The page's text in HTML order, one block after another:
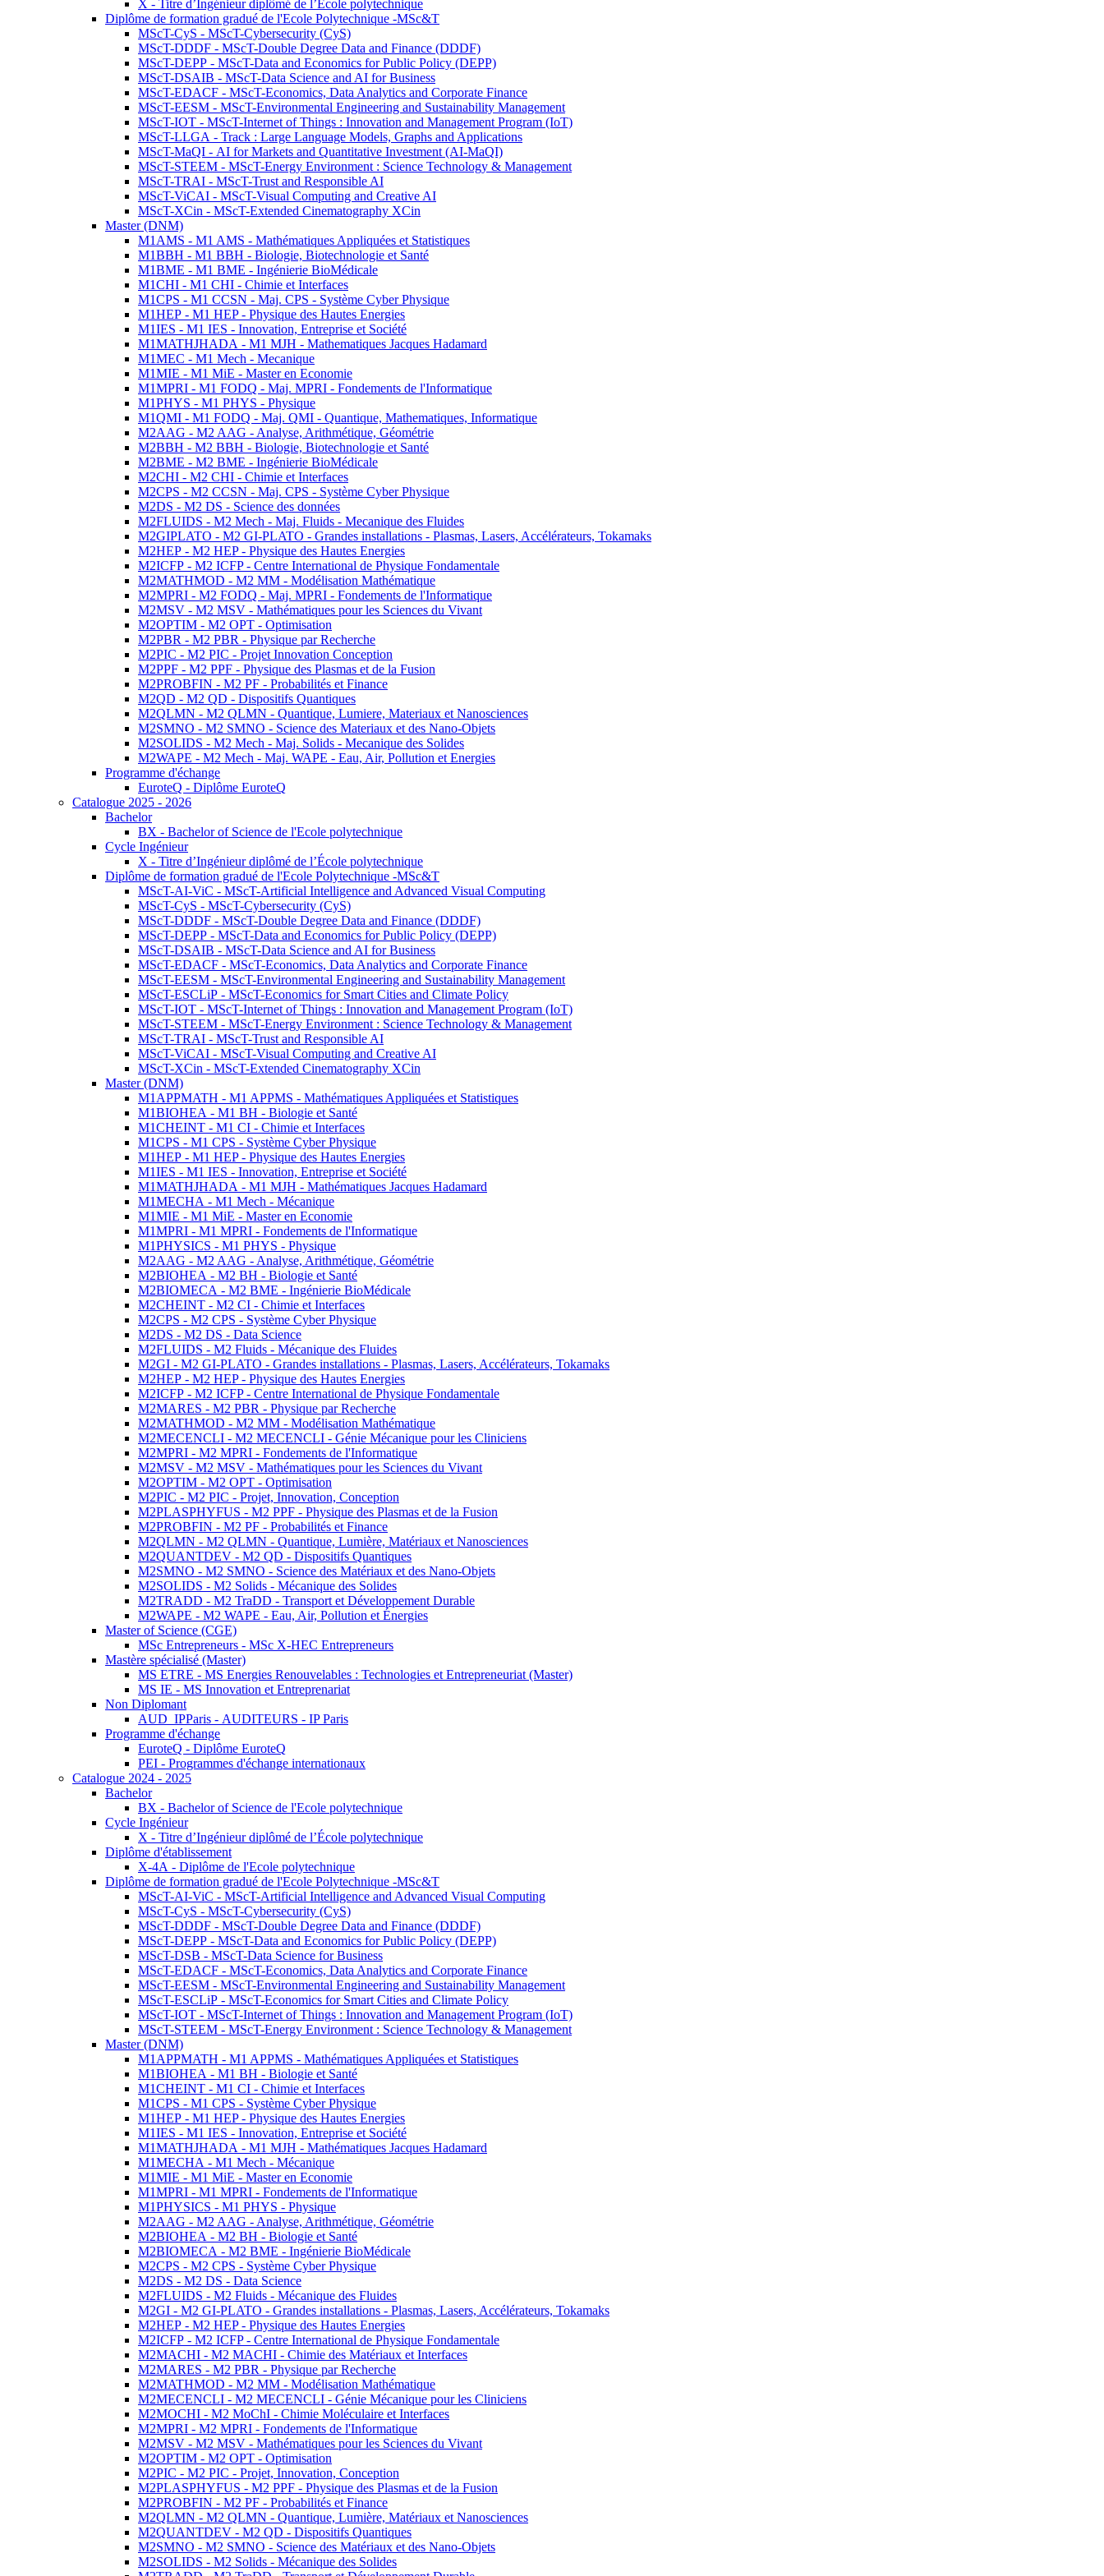
X - Titre d’Ingénieur diplômé de l’École polytechnique
Diplôme de formation gradué de l'Ecole Polytechnique -MSc&T
MScT-CyS - MScT-Cybersecurity (CyS)
MScT-DDDF - MScT-Double Degree Data and Finance (DDDF)
MScT-DEPP - MScT-Data and Economics for Public Policy (DEPP)
MScT-DSAIB - MScT-Data Science and AI for Business
MScT-EDACF - MScT-Economics, Data Analytics and Corporate Finance
MScT-EESM - MScT-Environmental Engineering and Sustainability Management
MScT-IOT - MScT-Internet of Things : Innovation and Management Program (IoT)
MScT-LLGA - Track : Large Language Models, Graphs and Applications
MScT-MaQI - AI for Markets and Quantitative Investment (AI-MaQI)
MScT-STEEM - MScT-Energy Environment : Science Technology & Management
MScT-TRAI - MScT-Trust and Responsible AI
MScT-ViCAI - MScT-Visual Computing and Creative AI
MScT-XCin - MScT-Extended Cinematography XCin
Master (DNM)
M1AMS - M1 AMS - Mathématiques Appliquées et Statistiques
M1BBH - M1 BBH - Biologie, Biotechnologie et Santé
M1BME - M1 BME - Ingénierie BioMédicale
M1CHI - M1 CHI - Chimie et Interfaces
M1CPS - M1 CCSN - Maj. CPS - Système Cyber Physique
M1HEP - M1 HEP - Physique des Hautes Energies
M1IES - M1 IES - Innovation, Entreprise et Société
M1MATHJHADA - M1 MJH - Mathematiques Jacques Hadamard
M1MEC - M1 Mech - Mecanique
M1MIE - M1 MiE - Master en Economie
M1MPRI - M1 FODQ - Maj. MPRI - Fondements de l'Informatique
M1PHYS - M1 PHYS - Physique
M1QMI - M1 FODQ - Maj. QMI - Quantique, Mathematiques, Informatique
M2AAG - M2 AAG - Analyse, Arithmétique, Géométrie
M2BBH - M2 BBH - Biologie, Biotechnologie et Santé
M2BME - M2 BME - Ingénierie BioMédicale
M2CHI - M2 CHI - Chimie et Interfaces
M2CPS - M2 CCSN - Maj. CPS - Système Cyber Physique
M2DS - M2 DS - Science des données
M2FLUIDS - M2 Mech - Maj. Fluids - Mecanique des Fluides
M2GIPLATO - M2 GI-PLATO - Grandes installations - Plasmas, Lasers, Accélérateurs, Tokamaks
M2HEP - M2 HEP - Physique des Hautes Energies
M2ICFP - M2 ICFP - Centre International de Physique Fondamentale
M2MATHMOD - M2 MM - Modélisation Mathématique
M2MPRI - M2 FODQ - Maj. MPRI - Fondements de l'Informatique
M2MSV - M2 MSV - Mathématiques pour les Sciences du Vivant
M2OPTIM - M2 OPT - Optimisation
M2PBR - M2 PBR - Physique par Recherche
M2PIC - M2 PIC - Projet Innovation Conception
M2PPF - M2 PPF - Physique des Plasmas et de la Fusion
M2PROBFIN - M2 PF - Probabilités et Finance
M2QD - M2 QD - Dispositifs Quantiques
M2QLMN - M2 QLMN - Quantique, Lumiere, Materiaux et Nanosciences
M2SMNO - M2 SMNO - Science des Materiaux et des Nano-Objets
M2SOLIDS - M2 Mech - Maj. Solids - Mecanique des Solides
M2WAPE - M2 Mech - Maj. WAPE - Eau, Air, Pollution et Energies
Programme d'échange
EuroteQ - Diplôme EuroteQ
Catalogue 2025 - 2026
Bachelor
BX - Bachelor of Science de l'Ecole polytechnique
Cycle Ingénieur
X - Titre d’Ingénieur diplômé de l’École polytechnique
Diplôme de formation gradué de l'Ecole Polytechnique -MSc&T
MScT-AI-ViC - MScT-Artificial Intelligence and Advanced Visual Computing
MScT-CyS - MScT-Cybersecurity (CyS)
MScT-DDDF - MScT-Double Degree Data and Finance (DDDF)
MScT-DEPP - MScT-Data and Economics for Public Policy (DEPP)
MScT-DSAIB - MScT-Data Science and AI for Business
MScT-EDACF - MScT-Economics, Data Analytics and Corporate Finance
MScT-EESM - MScT-Environmental Engineering and Sustainability Management
MScT-ESCLiP - MScT-Economics for Smart Cities and Climate Policy
MScT-IOT - MScT-Internet of Things : Innovation and Management Program (IoT)
MScT-STEEM - MScT-Energy Environment : Science Technology & Management
MScT-TRAI - MScT-Trust and Responsible AI
MScT-ViCAI - MScT-Visual Computing and Creative AI
MScT-XCin - MScT-Extended Cinematography XCin
Master (DNM)
M1APPMATH - M1 APPMS - Mathématiques Appliquées et Statistiques
M1BIOHEA - M1 BH - Biologie et Santé
M1CHEINT - M1 CI - Chimie et Interfaces
M1CPS - M1 CPS - Système Cyber Physique
M1HEP - M1 HEP - Physique des Hautes Energies
M1IES - M1 IES - Innovation, Entreprise et Société
M1MATHJHADA - M1 MJH - Mathématiques Jacques Hadamard
M1MECHA - M1 Mech - Mécanique
M1MIE - M1 MiE - Master en Economie
M1MPRI - M1 MPRI - Fondements de l'Informatique
M1PHYSICS - M1 PHYS - Physique
M2AAG - M2 AAG - Analyse, Arithmétique, Géométrie
M2BIOHEA - M2 BH - Biologie et Santé
M2BIOMECA - M2 BME - Ingénierie BioMédicale
M2CHEINT - M2 CI - Chimie et Interfaces
M2CPS - M2 CPS - Système Cyber Physique
M2DS - M2 DS - Data Science
M2FLUIDS - M2 Fluids - Mécanique des Fluides
M2GI - M2 GI-PLATO - Grandes installations - Plasmas, Lasers, Accélérateurs, Tokamaks
M2HEP - M2 HEP - Physique des Hautes Energies
M2ICFP - M2 ICFP - Centre International de Physique Fondamentale
M2MARES - M2 PBR - Physique par Recherche
M2MATHMOD - M2 MM - Modélisation Mathématique
M2MECENCLI - M2 MECENCLI - Génie Mécanique pour les Cliniciens
M2MPRI - M2 MPRI - Fondements de l'Informatique
M2MSV - M2 MSV - Mathématiques pour les Sciences du Vivant
M2OPTIM - M2 OPT - Optimisation
M2PIC - M2 PIC - Projet, Innovation, Conception
M2PLASPHYFUS - M2 PPF - Physique des Plasmas et de la Fusion
M2PROBFIN - M2 PF - Probabilités et Finance
M2QLMN - M2 QLMN - Quantique, Lumière, Matériaux et Nanosciences
M2QUANTDEV - M2 QD - Dispositifs Quantiques
M2SMNO - M2 SMNO - Science des Matériaux et des Nano-Objets
M2SOLIDS - M2 Solids - Mécanique des Solides
M2TRADD - M2 TraDD - Transport et Développement Durable
M2WAPE - M2 WAPE - Eau, Air, Pollution et Énergies
Master of Science (CGE)
MSc Entrepreneurs - MSc X-HEC Entrepreneurs
Mastère spécialisé (Master)
MS ETRE - MS Energies Renouvelables : Technologies et Entrepreneuriat (Master)
MS IE - MS Innovation et Entreprenariat
Non Diplomant
AUD_IPParis - AUDITEURS - IP Paris
Programme d'échange
EuroteQ - Diplôme EuroteQ
PEI - Programmes d'échange internationaux
Catalogue 2024 - 2025
Bachelor
BX - Bachelor of Science de l'Ecole polytechnique
Cycle Ingénieur
X - Titre d’Ingénieur diplômé de l’École polytechnique
Diplôme d'établissement
X-4A - Diplôme de l'Ecole polytechnique
Diplôme de formation gradué de l'Ecole Polytechnique -MSc&T
MScT-AI-ViC - MScT-Artificial Intelligence and Advanced Visual Computing
MScT-CyS - MScT-Cybersecurity (CyS)
MScT-DDDF - MScT-Double Degree Data and Finance (DDDF)
MScT-DEPP - MScT-Data and Economics for Public Policy (DEPP)
MScT-DSB - MScT-Data Science for Business
MScT-EDACF - MScT-Economics, Data Analytics and Corporate Finance
MScT-EESM - MScT-Environmental Engineering and Sustainability Management
MScT-ESCLiP - MScT-Economics for Smart Cities and Climate Policy
MScT-IOT - MScT-Internet of Things : Innovation and Management Program (IoT)
MScT-STEEM - MScT-Energy Environment : Science Technology & Management
Master (DNM)
M1APPMATH - M1 APPMS - Mathématiques Appliquées et Statistiques
M1BIOHEA - M1 BH - Biologie et Santé
M1CHEINT - M1 CI - Chimie et Interfaces
M1CPS - M1 CPS - Système Cyber Physique
M1HEP - M1 HEP - Physique des Hautes Energies
M1IES - M1 IES - Innovation, Entreprise et Société
M1MATHJHADA - M1 MJH - Mathématiques Jacques Hadamard
M1MECHA - M1 Mech - Mécanique
M1MIE - M1 MiE - Master en Economie
M1MPRI - M1 MPRI - Fondements de l'Informatique
M1PHYSICS - M1 PHYS - Physique
M2AAG - M2 AAG - Analyse, Arithmétique, Géométrie
M2BIOHEA - M2 BH - Biologie et Santé
M2BIOMECA - M2 BME - Ingénierie BioMédicale
M2CPS - M2 CPS - Système Cyber Physique
M2DS - M2 DS - Data Science
M2FLUIDS - M2 Fluids - Mécanique des Fluides
M2GI - M2 GI-PLATO - Grandes installations - Plasmas, Lasers, Accélérateurs, Tokamaks
M2HEP - M2 HEP - Physique des Hautes Energies
M2ICFP - M2 ICFP - Centre International de Physique Fondamentale
M2MACHI - M2 MACHI - Chimie des Matériaux et Interfaces
M2MARES - M2 PBR - Physique par Recherche
M2MATHMOD - M2 MM - Modélisation Mathématique
M2MECENCLI - M2 MECENCLI - Génie Mécanique pour les Cliniciens
M2MOCHI - M2 MoChI - Chimie Moléculaire et Interfaces
M2MPRI - M2 MPRI - Fondements de l'Informatique
M2MSV - M2 MSV - Mathématiques pour les Sciences du Vivant
M2OPTIM - M2 OPT - Optimisation
M2PIC - M2 PIC - Projet, Innovation, Conception
M2PLASPHYFUS - M2 PPF - Physique des Plasmas et de la Fusion
M2PROBFIN - M2 PF - Probabilités et Finance
M2QLMN - M2 QLMN - Quantique, Lumière, Matériaux et Nanosciences
M2QUANTDEV - M2 QD - Dispositifs Quantiques
M2SMNO - M2 SMNO - Science des Matériaux et des Nano-Objets
M2SOLIDS - M2 Solids - Mécanique des Solides